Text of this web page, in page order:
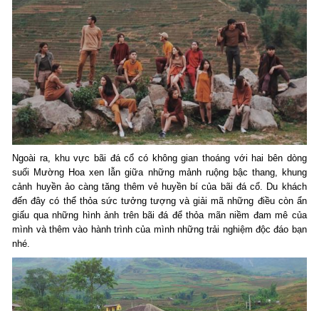
Ngoài ra, khu vực bãi đá cổ có không gian thoáng với hai bên dòng
suối Mường Hoa xen lẫn giữa những mảnh ruộng bậc thang, khung
cảnh huyền ảo càng tăng thêm vẻ huyền bí của bãi đá cổ. Du khách
đến đây có thể thỏa sức tưởng tượng và giải mã những điều còn ẩn
giấu qua những hình ảnh trên bãi đá để thỏa mãn niềm đam mê của
mình và thêm vào hành trình của mình những trải nghiệm độc đáo bạn
nhé.